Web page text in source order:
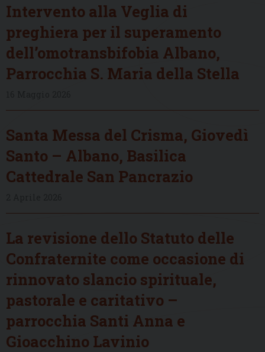
Intervento alla Veglia di
preghiera per il superamento
dell’omotransbifobia Albano,
Parrocchia S. Maria della Stella
Santa Messa del Crisma, Giovedì
Santo – Albano, Basilica
Cattedrale San Pancrazio
La revisione dello Statuto delle
Confraternite come occasione di
rinnovato slancio spirituale,
pastorale e caritativo –
parrocchia Santi Anna e
Gioacchino Lavinio